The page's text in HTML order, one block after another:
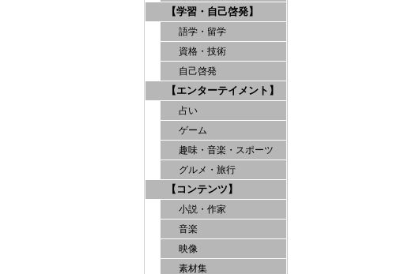
【学習・自己啓発】
語学・留学
資格・技術
自己啓発
【エンターテイメント】
占い
ゲーム
趣味・音楽・スポーツ
グルメ・旅行
【コンテンツ】
小説・作家
音楽
映像
素材集